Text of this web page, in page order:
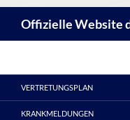
Offizielle Website
VERTRETUNGSPLAN
KRANKMELDUNGEN